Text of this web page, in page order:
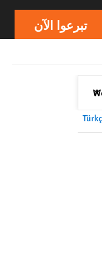
تبرعوا الآن
✕
تبرعوا الآن